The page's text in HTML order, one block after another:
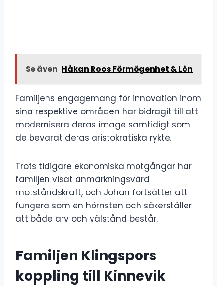
Se även Håkan Roos Förmögenhet & Lön
Familjens engagemang för innovation inom
sina respektive områden har bidragit till att
modernisera deras image samtidigt som
de bevarat deras aristokratiska rykte.
Trots tidigare ekonomiska motgångar har
familjen visat anmärkningsvärd
motståndskraft, och Johan fortsätter att
fungera som en hörnsten och säkerställer
att både arv och välstånd består.
Familjen Klingspors
koppling till Kinnevik